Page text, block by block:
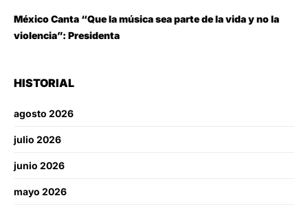
México Canta “Que la música sea parte de la vida y no la
violencia”: Presidenta
HISTORIAL
agosto 2026
julio 2026
junio 2026
mayo 2026